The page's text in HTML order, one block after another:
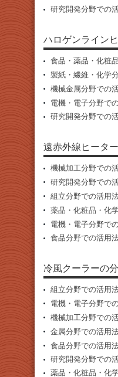
研究開発分野での
ハロゲンライン
食品・薬品・化粧
製紙・繊維・化学
機械金属分野での
電機・電子分野で
研究開発分野での
遠赤外線ヒータ
機械加工分野での
研究開発分野での
組立分野での活用
薬品・化粧品・化
電機・電子分野で
食品分野での活用
冷風クーラーの
組立分野での活用
電機・電子分野で
機械加工分野での
金属分野での活用
食品分野での活用
研究開発分野での
薬品・化粧品・化